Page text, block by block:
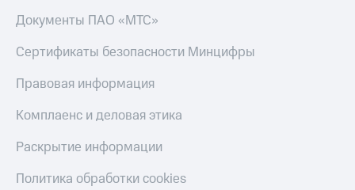
Документы ПАО «МТС»
Сертификаты безопасности Минцифры
Правовая информация
Комплаенс и деловая этика
Раскрытие информации
Политика обработки cookies